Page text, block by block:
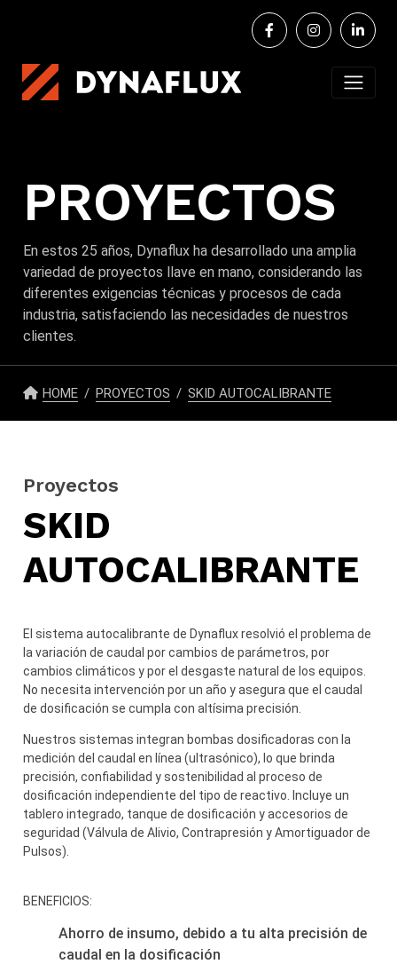
PROYECTOS
En estos 25 años, Dynaflux ha desarrollado una amplia
variedad de proyectos llave en mano, considerando las
diferentes exigencias técnicas y procesos de cada
industria, satisfaciendo las necesidades de nuestros
clientes.
HOME PROYECTOS SKID AUTOCALIBRANTE
Proyectos
SKID
AUTOCALIBRANTE
El sistema autocalibrante de Dynaflux resolvió el problema de
la variación de caudal por cambios de parámetros, por
cambios climáticos y por el desgaste natural de los equipos.
No necesita intervención por un año y asegura que el caudal
de dosificación se cumpla con altísima precisión.
Nuestros sistemas integran bombas dosificadoras con la
medición del caudal en línea (ultrasónico), lo que brinda
precisión, confiabilidad y sostenibilidad al proceso de
dosificación independiente del tipo de reactivo. Incluye un
tablero integrado, tanque de dosificación y accesorios de
seguridad (Válvula de Alivio, Contrapresión y Amortiguador de
Pulsos).
BENEFICIOS:
Ahorro de insumo, debido a tu alta precisión de
caudal en la dosificación